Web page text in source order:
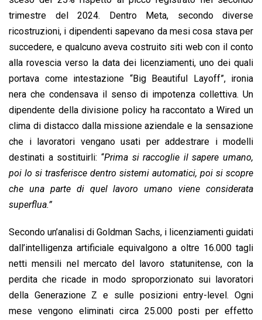
trimestre del 2024. Dentro Meta, secondo diverse
ricostruzioni, i dipendenti sapevano da mesi cosa stava per
succedere, e qualcuno aveva costruito siti web con il conto
alla rovescia verso la data dei licenziamenti, uno dei quali
portava come intestazione “Big Beautiful Layoff”, ironia
nera che condensava il senso di impotenza collettiva. Un
dipendente della divisione policy ha raccontato a Wired un
clima di distacco dalla missione aziendale e la sensazione
che i lavoratori vengano usati per addestrare i modelli
destinati a sostituirli: “Prima si raccoglie il sapere umano,
poi lo si trasferisce dentro sistemi automatici, poi si scopre
che una parte di quel lavoro umano viene considerata
superflua.”
Secondo un’analisi di Goldman Sachs, i licenziamenti guidati
dall’intelligenza artificiale equivalgono a oltre 16.000 tagli
netti mensili nel mercato del lavoro statunitense, con la
perdita che ricade in modo sproporzionato sui lavoratori
della Generazione Z e sulle posizioni entry-level. Ogni
mese vengono eliminati circa 25.000 posti per effetto